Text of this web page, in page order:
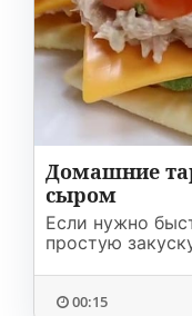
Домашние
сыром
Если нужно
простую
00:15